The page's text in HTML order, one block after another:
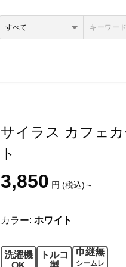
サイラス カフェ
ト
3,850 円 (税込)～
カラー: ホワイト
洗濯機
トルコ
巾継無
シームレ